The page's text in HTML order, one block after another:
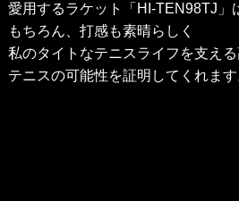
愛用するラケット「HI-TEN98TJ」
もちろん、打感も素晴らしく
私のタイトなテニスライフを支え
テニスの可能性を証明してくれます